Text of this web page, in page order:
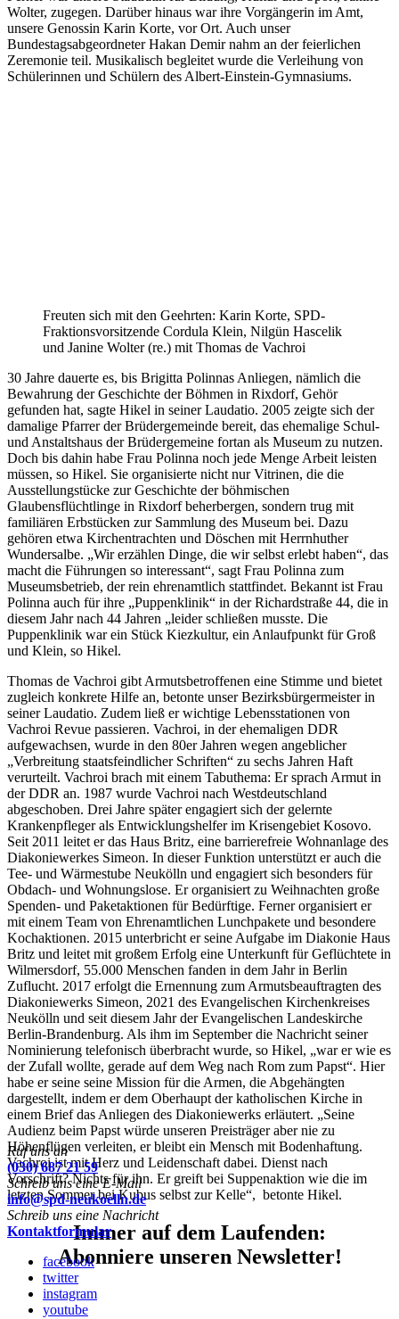
Wolter, zugegen. Darüber hinaus war ihre Vorgängerin im Amt,
unsere Genossin Karin Korte, vor Ort. Auch unser
Bundestagsabgeordneter Hakan Demir nahm an der feierlichen
Zeremonie teil. Musikalisch begleitet wurde die Verleihung von
Schülerinnen und Schülern des Albert-Einstein-Gymnasiums.
Freuten sich mit den Geehrten: Karin Korte, SPD-
Fraktionsvorsitzende Cordula Klein, Nilgün Hascelik
und Janine Wolter (re.) mit Thomas de Vachroi
30 Jahre dauerte es, bis Brigitta Polinnas Anliegen, nämlich die
Bewahrung der Geschichte der Böhmen in Rixdorf, Gehör
gefunden hat, sagte Hikel in seiner Laudatio. 2005 zeigte sich der
damalige Pfarrer der Brüdergemeinde bereit, das ehemalige Schul-
und Anstaltshaus der Brüdergemeine fortan als Museum zu nutzen.
Doch bis dahin habe Frau Polinna noch jede Menge Arbeit leisten
müssen, so Hikel. Sie organisierte nicht nur Vitrinen, die die
Ausstellungstücke zur Geschichte der böhmischen
Glaubensflüchtlinge in Rixdorf beherbergen, sondern trug mit
familiären Erbstücken zur Sammlung des Museum bei. Dazu
gehören etwa Kirchentrachten und Döschen mit Herrnhuther
Wundersalbe. „Wir erzählen Dinge, die wir selbst erlebt haben“, das
macht die Führungen so interessant“, sagt Frau Polinna zum
Museumsbetrieb, der rein ehrenamtlich stattfindet. Bekannt ist Frau
Polinna auch für ihre „Puppenklinik“ in der Richardstraße 44, die in
diesem Jahr nach 44 Jahren „leider schließen musste. Die
Puppenklinik war ein Stück Kiezkultur, ein Anlaufpunkt für Groß
und Klein, so Hikel.
Thomas de Vachroi gibt Armutsbetroffenen eine Stimme und bietet
zugleich konkrete Hilfe an, betonte unser Bezirksbürgermeister in
seiner Laudatio. Zudem ließ er wichtige Lebensstationen von
Vachroi Revue passieren. Vachroi, in der ehemaligen DDR
aufgewachsen, wurde in den 80er Jahren wegen angeblicher
„Verbreitung staatsfeindlicher Schriften“ zu sechs Jahren Haft
verurteilt. Vachroi brach mit einem Tabuthema: Er sprach Armut in
der DDR an. 1987 wurde Vachroi nach Westdeutschland
abgeschoben. Drei Jahre später engagiert sich der gelernte
Krankenpfleger als Entwicklungshelfer im Krisengebiet Kosovo.
Seit 2011 leitet er das Haus Britz, eine barrierefreie Wohnanlage des
Diakoniewerkes Simeon. In dieser Funktion unterstützt er auch die
Tee- und Wärmestube Neukölln und engagiert sich besonders für
Obdach- und Wohnungslose. Er organisiert zu Weihnachten große
Spenden- und Paketaktionen für Bedürftige. Ferner organisiert er
mit einem Team von Ehrenamtlichen Lunchpakete und besondere
Kochaktionen. 2015 unterbricht er seine Aufgabe im Diakonie Haus
Britz und leitet mit großem Erfolg eine Unterkunft für Geflüchtete in
Wilmersdorf, 55.000 Menschen fanden in dem Jahr in Berlin
Zuflucht. 2017 erfolgt die Ernennung zum Armutsbeauftragten des
Diakoniewerks Simeon, 2021 des Evangelischen Kirchenkreises
Neukölln und seit diesem Jahr der Evangelischen Landeskirche
Berlin-Brandenburg. Als ihm im September die Nachricht seiner
Nominierung telefonisch überbracht wurde, so Hikel, „war er wie es
der Zufall wollte, gerade auf dem Weg nach Rom zum Papst“. Hier
habe er seine seine Mission für die Armen, die Abgehängten
dargestellt, indem er dem Oberhaupt der katholischen Kirche in
einem Brief das Anliegen des Diakoniewerks erläutert. „Seine
Audienz beim Papst würde unseren Preisträger aber nie zu
Höhenflügen verleiten, er bleibt ein Mensch mit Bodenhaftung.
Vachroi ist mit Herz und Leidenschaft dabei. Dienst nach
Vorschrift? Nichts für ihn. Er greift bei Suppenaktion wie die im
letzten Sommer bei Kubus selbst zur Kelle“, betonte Hikel.
Immer auf dem Laufenden:
Abonniere unseren Newsletter!
Ruf uns an
(030) 687 21 59
Schreib uns eine E-Mail
info@spd-neukoelln.de
Schreib uns eine Nachricht
Kontaktformular
facebook
twitter
instagram
youtube